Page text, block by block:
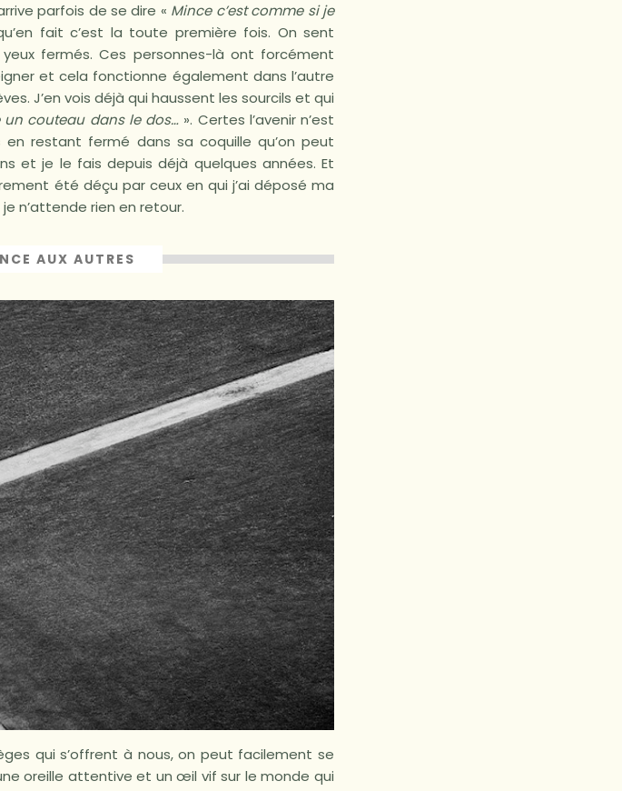
parfois de se dire « Mince c’est comme si je
fait c’est la toute première fois. On sent
fermés. Ces personnes-là ont forcément
et cela fonctionne également dans l’autre
J’en vois déjà qui haussent les sourcils et qui
couteau dans le dos… ». Certes l’avenir n’est
restant fermé dans sa coquille qu’on peut
et je le fais depuis déjà quelques années. Et
été déçu par ceux en qui j’ai déposé ma
n’attende rien en retour.
AUX AUTRES
qui s’offrent à nous, on peut facilement se
oreille attentive et un œil vif sur le monde qui